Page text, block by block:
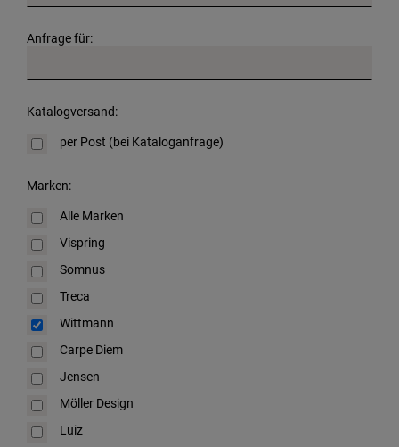
Anfrage für:
Katalogversand:
per Post (bei Kataloganfrage)
Marken:
Alle Marken
Vispring
Somnus
Treca
Wittmann
Carpe Diem
Jensen
Möller Design
Luiz